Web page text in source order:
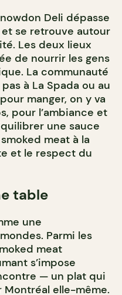
Deli dépasse
se retrouve autour
Les deux lieux
de nourrir les gens
La communauté
à La Spada ou au
manger, on y va
pour l’ambiance et
une sauce
meat à la
et le respect du
table
une
Parmi les
meat
s’impose
— un plat qui
elle-même.